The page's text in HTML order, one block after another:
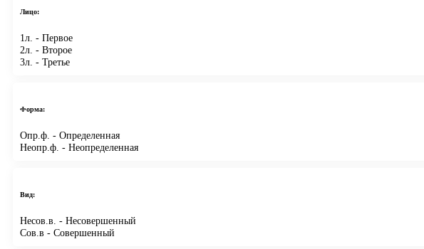
Лицо:
1л. - Первое
2л. - Второе
3л. - Третье
Форма:
Опр.ф. - Определенная
Неопр.ф. - Неопределенная
Вид:
Несов.в. - Несовершенный
Сов.в - Совершенный